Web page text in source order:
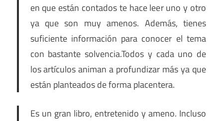
en que están contados te hace leer uno y otro
ya que son muy amenos. Además, tienes
suficiente información para conocer el tema
con bastante solvencia.Todos y cada uno de
los artículos animan a profundizar más ya que
están planteados de forma placentera.
Es un gran libro, entretenido y ameno. Incluso